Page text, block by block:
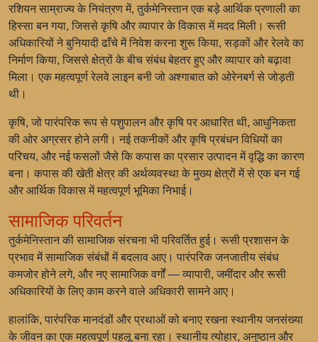
रशियन साम्राज्य के नियंत्रण में, तुर्कमेनिस्तान एक बड़े आर्थिक प्रणाली का
हिस्सा बन गया, जिससे कृषि और व्यापार के विकास में मदद मिली। रूसी
अधिकारियों ने बुनियादी ढाँचे में निवेश करना शुरू किया, सड़कों और रेलवे का
निर्माण किया, जिससे क्षेत्रों के बीच संबंध बेहतर हुए और व्यापार को बढ़ावा
मिला। एक महत्वपूर्ण रेलवे लाइन बनी जो अश्गाबात को ओरेनबर्ग से जोड़ती
थी।
कृषि, जो पारंपरिक रूप से पशुपालन और कृषि पर आधारित थी, आधुनिकता
की ओर अग्रसर होने लगी। नई तकनीकों और कृषि प्रबंधन विधियों का
परिचय, और नई फसलों जैसे कि कपास का प्रसार उत्पादन में वृद्धि का कारण
बना। कपास की खेती क्षेत्र की अर्थव्यवस्था के मुख्य क्षेत्रों में से एक बन गई
और आर्थिक विकास में महत्वपूर्ण भूमिका निभाई।
सामाजिक परिवर्तन
तुर्कमेनिस्तान की सामाजिक संरचना भी परिवर्तित हुई। रूसी प्रशासन के
प्रभाव में सामाजिक संबंधों में बदलाव आए। पारंपरिक जनजातीय संबंध
कमजोर होने लगे, और नए सामाजिक वर्गों — व्यापारी, जमींदार और रूसी
अधिकारियों के लिए काम करने वाले अधिकारी सामने आए।
हालांकि, पारंपरिक मानदंडों और प्रथाओं को बनाए रखना स्थानीय जनसंख्या
के जीवन का एक महत्वपूर्ण पहलू बना रहा। स्थानीय त्योहार, अनुष्ठान और